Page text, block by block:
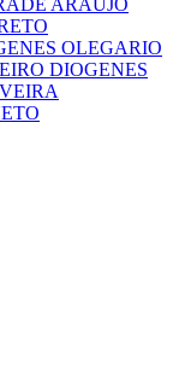
ARAUJO
OLEGARIO
DIOGENES